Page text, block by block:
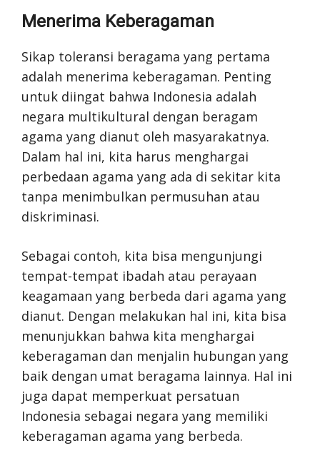
Menerima Keberagaman
Sikap toleransi beragama yang pertama
adalah menerima keberagaman. Penting
untuk diingat bahwa Indonesia adalah
negara multikultural dengan beragam
agama yang dianut oleh masyarakatnya.
Dalam hal ini, kita harus menghargai
perbedaan agama yang ada di sekitar kita
tanpa menimbulkan permusuhan atau
diskriminasi.
Sebagai contoh, kita bisa mengunjungi
tempat-tempat ibadah atau perayaan
keagamaan yang berbeda dari agama yang
dianut. Dengan melakukan hal ini, kita bisa
menunjukkan bahwa kita menghargai
keberagaman dan menjalin hubungan yang
baik dengan umat beragama lainnya. Hal ini
juga dapat memperkuat persatuan
Indonesia sebagai negara yang memiliki
keberagaman agama yang berbeda.